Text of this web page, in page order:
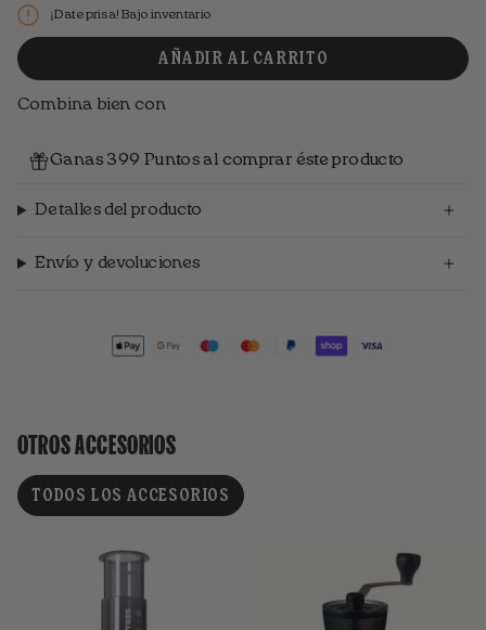
¡Date prisa! Bajo inventario
AÑADIR AL CARRITO
Combina bien con
Ganas 399 Puntos al comprar éste producto
Detalles del producto
Envío y devoluciones
OTROS ACCESORIOS
TODOS LOS ACCESORIOS